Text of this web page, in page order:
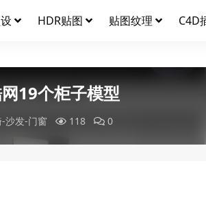
HDR贴图 贴图纹理 C4D
19个柜子模型
-沙发-门窗 118 0